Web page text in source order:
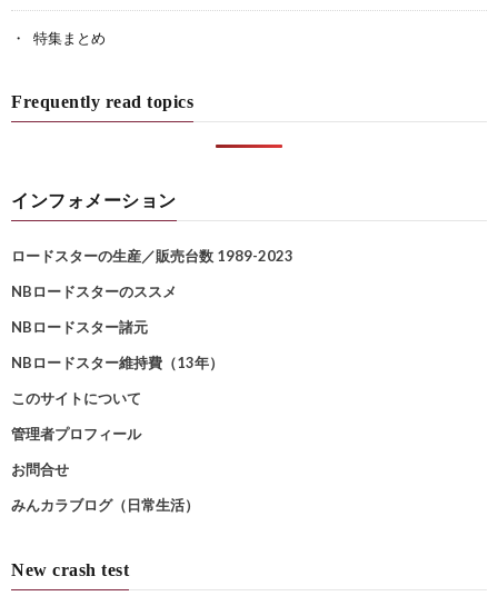
特集まとめ
Frequently read topics
インフォメーション
ロードスターの生産／販売台数 1989-2023
NBロードスターのススメ
NBロードスター諸元
NBロードスター維持費（13年）
このサイトについて
管理者プロフィール
お問合せ
みんカラブログ（日常生活）
New crash test